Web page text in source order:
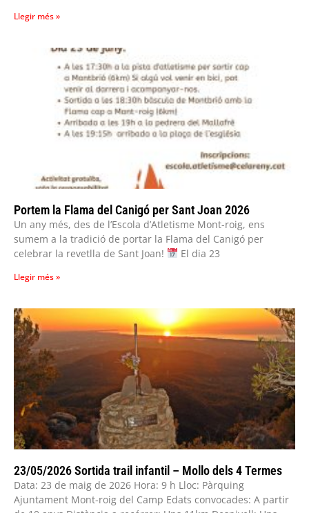
Llegir més »
Portem la Flama del Canigó per Sant Joan 2026
Un any més, des de l’Escola d’Atletisme Mont-roig, ens
sumem a la tradició de portar la Flama del Canigó per
celebrar la revetlla de Sant Joan!
El dia 23
Llegir més »
23/05/2026 Sortida trail infantil – Mollo dels 4 Termes
Data: 23 de maig de 2026 Hora: 9 h Lloc: Pàrquing
Ajuntament Mont-roig del Camp Edats convocades: A partir